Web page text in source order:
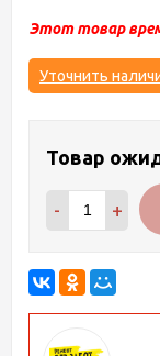
Этот товар
Уточнить
Товар
- +